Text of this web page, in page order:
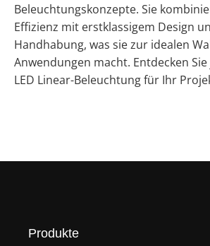
Beleuchtungskonzepte. Sie
Effizienz mit erstklassigem Design
Handhabung, was sie zur idealen
Anwendungen macht. Entdecken
LED Linear-Beleuchtung für Ihr
Produkte